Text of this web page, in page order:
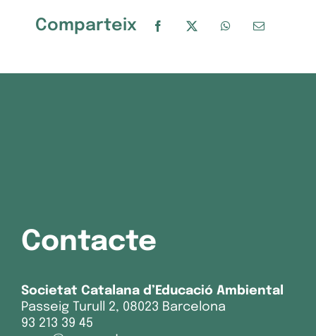
Comparteix
Contacte
Societat Catalana d’Educació Ambiental
Passeig Turull 2, 08023 Barcelona
93 213 39 45